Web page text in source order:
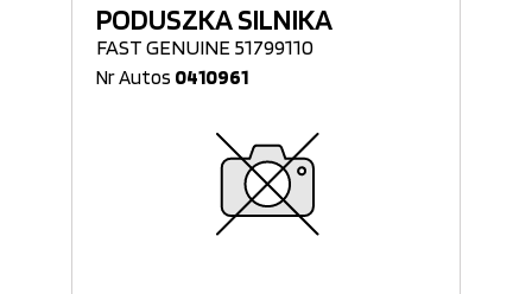
PODUSZKA SILNIKA
FAST GENUINE 51799110
Nr Autos 0410961